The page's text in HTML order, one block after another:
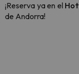
¡Reserva ya en el
de Andorra!